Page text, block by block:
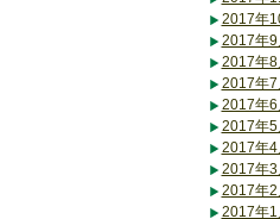
2017年
2017年9
2017年8
2017年7
2017年6
2017年5
2017年4
2017年3
2017年2
2017年1